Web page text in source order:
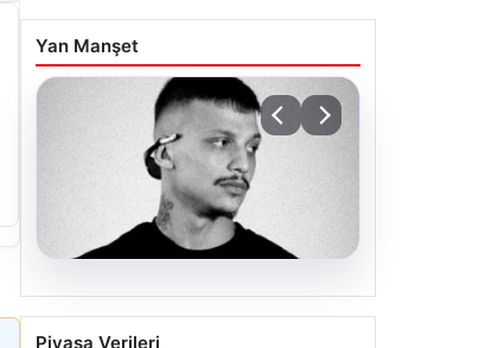
Yan Manşet
06.08.2026
Klibinde silah kullanan
Piyasa Verileri